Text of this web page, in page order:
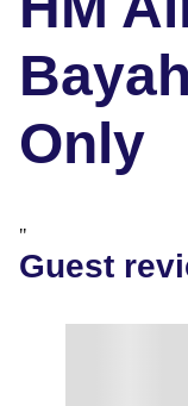
Only
"
Guest